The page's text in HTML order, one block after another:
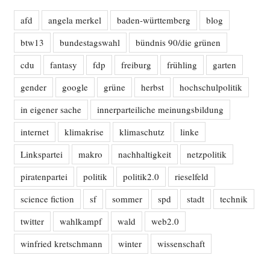
afd angela merkel baden-württemberg
blog
btw13
bundestagswahl
bündnis 90/die grünen
cdu
fantasy fdp freiburg frühling
garten
gender
google grüne herbst
hochschulpolitik
in eigener sache
innerparteiliche meinungsbildung
internet
klimakrise klimaschutz
linke
Linkspartei
makro nachhaltigkeit
netzpolitik
piratenpartei
politik politik2.0
rieselfeld
science fiction
sf sommer spd stadt
technik
twitter
wahlkampf wald
web2.0
winfried kretschmann
winter wissenschaft